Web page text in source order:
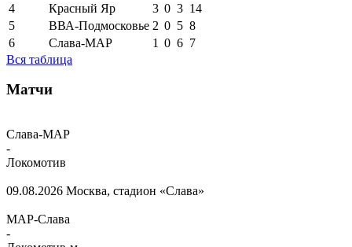
4
Красный Яр 3 0 3 14
5
ВВА-Подмосковье 2 0 5 8
6
Слава-МАР 1 0 6 7
Вся таблица
Матчи
Слава-МАР
-
Локомотив
09.08.2026 Москва, стадион «Слава»
МАР-Слава
-